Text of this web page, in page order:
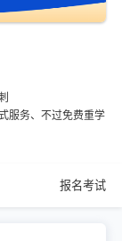
服务、不过免费重学
报名考试